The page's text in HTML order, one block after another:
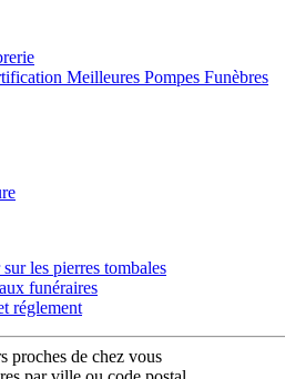
Meilleures Pompes Funèbres
les pierres tombales
funéraires
réglement
proches de chez vous